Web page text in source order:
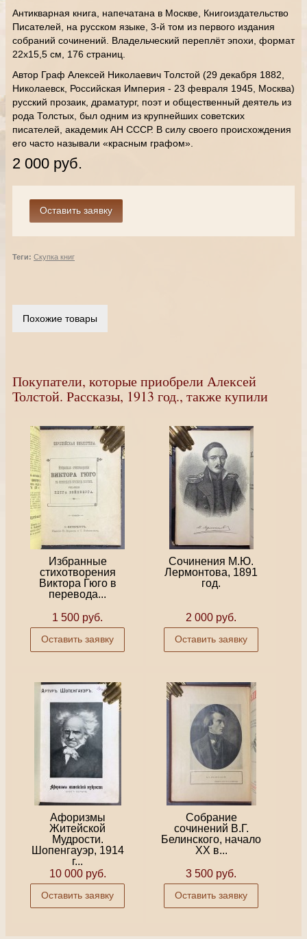
Антикварная книга, напечатана в Москве, Книгоиздательство
Писателей, на русском языке, 3-й том из первого издания
собраний сочинений. Владельческий переплёт эпохи, формат
22х15,5 см, 176 страниц.
Автор Граф Алексей Николаевич Толстой (29 декабря 1882,
Николаевск, Российская Империя - 23 февраля 1945, Москва)
русский прозаик, драматург, поэт и общественный деятель из
рода Толстых, был одним из крупнейших советских
писателей, академик АН СССР. В силу своего происхождения
его часто называли «красным графом».
2 000 руб.
Теги: Скупка книг
Похожие товары
Покупатели, которые приобрели Алексей
Толстой. Рассказы, 1913 год., также купили
Избранные
стихотворения
Виктора Гюго в
перевода...
1 500 руб.
Оставить заявку
Сочинения М.Ю.
Лермонтова, 1891
год.
2 000 руб.
Оставить заявку
Афоризмы
Житейской
Мудрости.
Шопенгауэр, 1914
г...
10 000 руб.
Оставить заявку
Собрание
сочинений В.Г.
Белинского, начало
XX в...
3 500 руб.
Оставить заявку